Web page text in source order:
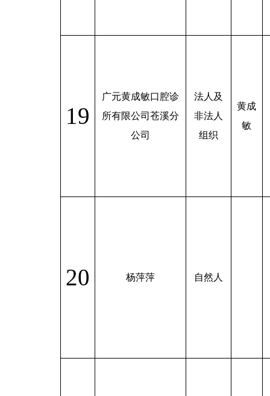
19
广元黄成敏口腔诊
所有限公司苍溪分
公司
法人及
非法人
组织
黄成
敏
20 杨萍萍 自然人